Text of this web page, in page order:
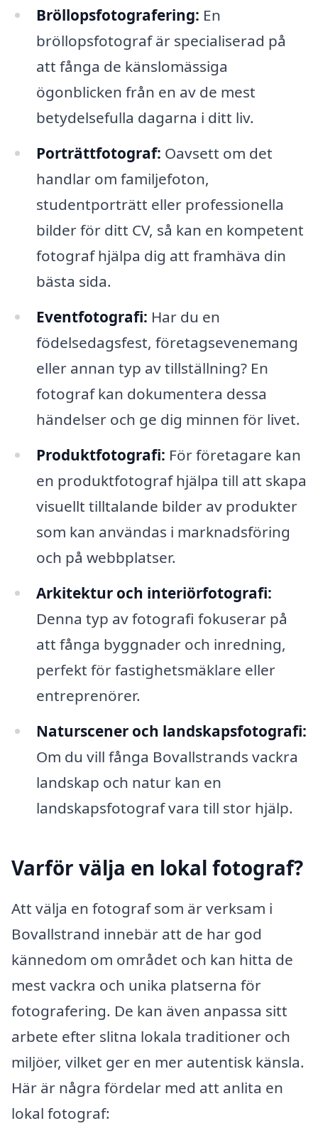
Bröllopsfotografering: En
bröllopsfotograf är specialiserad på
att fånga de känslomässiga
ögonblicken från en av de mest
betydelsefulla dagarna i ditt liv.
Porträttfotograf: Oavsett om det
handlar om familjefoton,
studentporträtt eller professionella
bilder för ditt CV, så kan en kompetent
fotograf hjälpa dig att framhäva din
bästa sida.
Eventfotografi: Har du en
födelsedagsfest, företagsevenemang
eller annan typ av tillställning? En
fotograf kan dokumentera dessa
händelser och ge dig minnen för livet.
Produktfotografi: För företagare kan
en produktfotograf hjälpa till att skapa
visuellt tilltalande bilder av produkter
som kan användas i marknadsföring
och på webbplatser.
Arkitektur och interiörfotografi:
Denna typ av fotografi fokuserar på
att fånga byggnader och inredning,
perfekt för fastighetsmäklare eller
entreprenörer.
Naturscener och landskapsfotografi:
Om du vill fånga Bovallstrands vackra
landskap och natur kan en
landskapsfotograf vara till stor hjälp.
Varför välja en lokal fotograf?
Att välja en fotograf som är verksam i
Bovallstrand innebär att de har god
kännedom om området och kan hitta de
mest vackra och unika platserna för
fotografering. De kan även anpassa sitt
arbete efter slitna lokala traditioner och
miljöer, vilket ger en mer autentisk känsla.
Här är några fördelar med att anlita en
lokal fotograf: